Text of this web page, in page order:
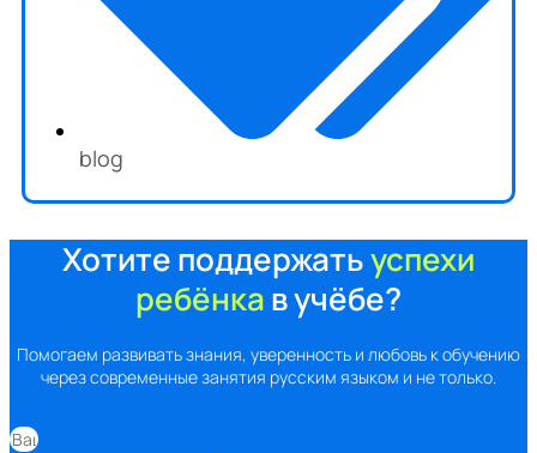
blog
Хотите поддержатьуспехи
ребёнкав учёбе?
Помогаем развивать знания, уверенность и любовь к обучению
через современные занятия русским языком и не только.